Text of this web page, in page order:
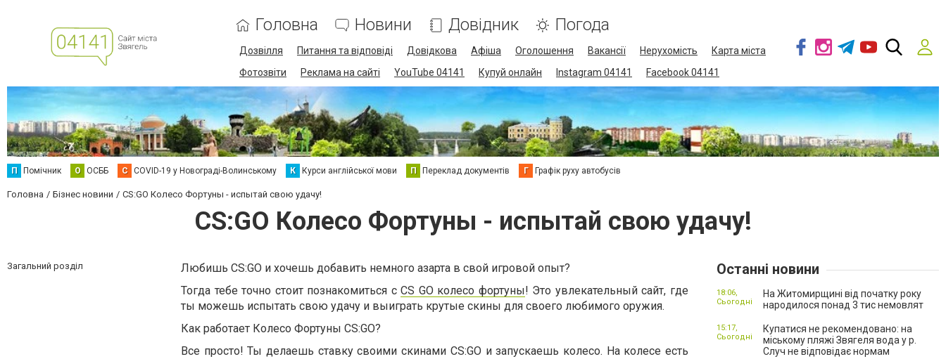
Головна Новини Довідник Погода
Дозвілля Питання та відповіді Довідкова Афіша Оголошення Вакансії Нерухомість
Карта міста
Фотозвіти
Реклама на сайті YouTube 04141 Купуй онлайн Instagram 04141 Facebook 04141
П Помічник О ОСББ C COVID-19 у Новограді-Волинському К Курси англійської мови П Переклад документів Г Графік руху автобусів
Головна Бізнес новини CS:GO Колесо Фортуны - испытай свою удачу!
CS:GO Колесо Фортуны - испытай свою удачу!
Загальний розділ
Любишь CS:GO и хочешь добавить немного азарта в свой игровой опыт?
Тогда тебе точно стоит познакомиться сCS GO колесо фортуны! Это увлекательный сайт, где
ты можешь испытать свою удачу и выиграть крутые скины для своего любимого оружия.
Как работает Колесо Фортуны CS:GO?
Все просто! Ты делаешь ставку своими скинами CS:GO и запускаешь колесо. На колесе есть
Останні новини
На Житомирщині від початку року
народилося понад 3 тис немовлят
18:06,
Сьогодні
Купатися не рекомендовано: на
міському пляжі Звягеля вода у р.
Случ не відповідає нормам
15:17,
Сьогодні